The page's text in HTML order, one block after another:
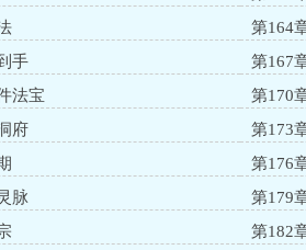
第164
手
第167
法宝
第170
府
第173
第176
脉
第179
第182